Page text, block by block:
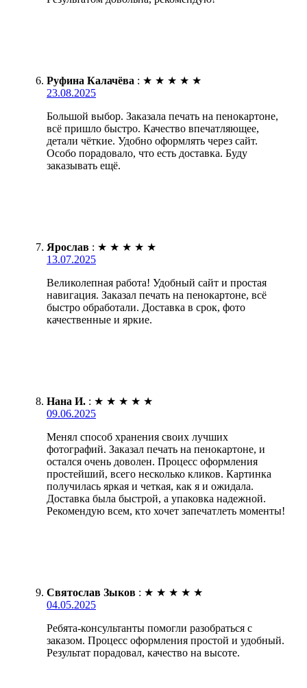
Руфина Калачёва : ★ ★ ★ ★ ★
23.08.2025
Большой выбор. Заказала печать на пенокартоне,
всё пришло быстро. Качество впечатляющее,
детали чёткие. Удобно оформлять через сайт.
Особо порадовало, что есть доставка. Буду
заказывать ещё.
Ярослав : ★ ★ ★ ★ ★
13.07.2025
Великолепная работа! Удобный сайт и простая
навигация. Заказал печать на пенокартоне, всё
быстро обработали. Доставка в срок, фото
качественные и яркие.
Нана И. : ★ ★ ★ ★ ★
09.06.2025
Менял способ хранения своих лучших
фотографий. Заказал печать на пенокартоне, и
остался очень доволен. Процесс оформления
простейший, всего несколько кликов. Картинка
получилась яркая и четкая, как я и ожидала.
Доставка была быстрой, а упаковка надежной.
Рекомендую всем, кто хочет запечатлеть моменты!
Святослав Зыков : ★ ★ ★ ★ ★
04.05.2025
Ребята-консультанты помогли разобраться с
заказом. Процесс оформления простой и удобный.
Результат порадовал, качество на высоте.